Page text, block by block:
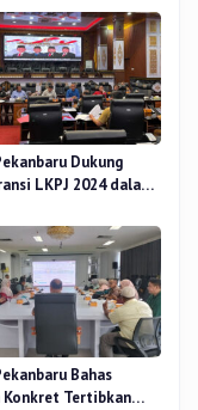
Dukung
LKPJ 2024 dalam
Bahas
Konkret Tertibkan